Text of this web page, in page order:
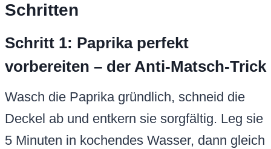
Schritten
Schritt 1: Paprika perfekt
vorbereiten – der Anti-Matsch-Trick
Wasch die Paprika gründlich, schneid die
Deckel ab und entkern sie sorgfältig. Leg sie
5 Minuten in kochendes Wasser, dann gleich